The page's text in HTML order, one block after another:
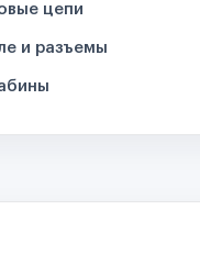
цепи
и разъемы